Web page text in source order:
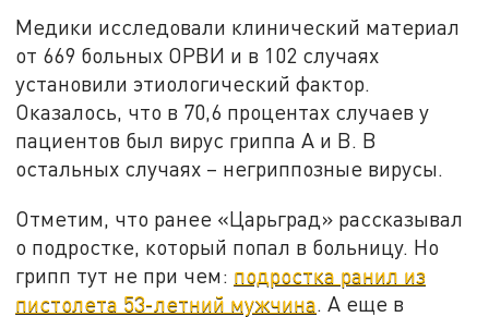
Медики исследовали клинический материал
от 669 больных ОРВИ и в 102 случаях
установили этиологический фактор.
Оказалось, что в 70,6 процентах случаев у
пациентов был вирус гриппа А и В. В
остальных случаях – негриппозные вирусы.
Отметим, что ранее «Царьград» рассказывал
о подростке, который попал в больницу. Но
грипп тут не при чем: подростка ранил из
пистолета 53-летний мужчина. А еще в